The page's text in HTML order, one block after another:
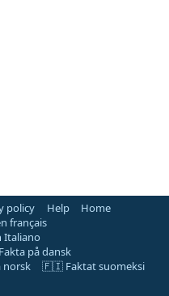
policy Help
Home
français
på dansk
🇫🇮 Faktat suomeksi